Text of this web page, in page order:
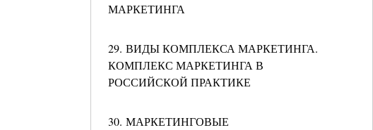
МАРКЕТИНГА
29. ВИДЫ КОМПЛЕКСА МАРКЕТИНГА.
КОМПЛЕКС МАРКЕТИНГА В
РОССИЙСКОЙ ПРАКТИКЕ
30. МАРКЕТИНГОВЫЕ